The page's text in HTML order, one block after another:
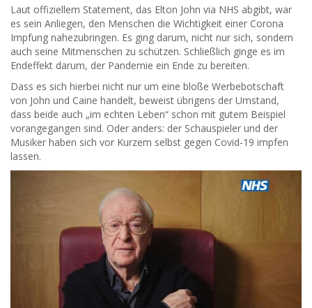
Laut offiziellem Statement, das Elton John via NHS abgibt, war
es sein Anliegen, den Menschen die Wichtigkeit einer Corona
Impfung nahezubringen. Es ging darum, nicht nur sich, sondern
auch seine Mitmenschen zu schützen. Schließlich ginge es im
Endeffekt darum, der Pandemie ein Ende zu bereiten.
Dass es sich hierbei nicht nur um eine bloße Werbebotschaft
von John und Caine handelt, beweist übrigens der Umstand,
dass beide auch „im echten Leben“ schon mit gutem Beispiel
vorangegangen sind. Oder anders: der Schauspieler und der
Musiker haben sich vor Kurzem selbst gegen Covid-19 impfen
lassen.